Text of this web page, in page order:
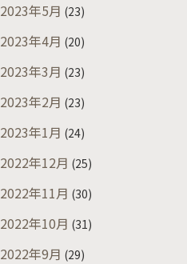
2023年5月 (23)
2023年4月 (20)
2023年3月 (23)
2023年2月 (23)
2023年1月 (24)
2022年12月 (25)
2022年11月 (30)
2022年10月 (31)
2022年9月 (29)